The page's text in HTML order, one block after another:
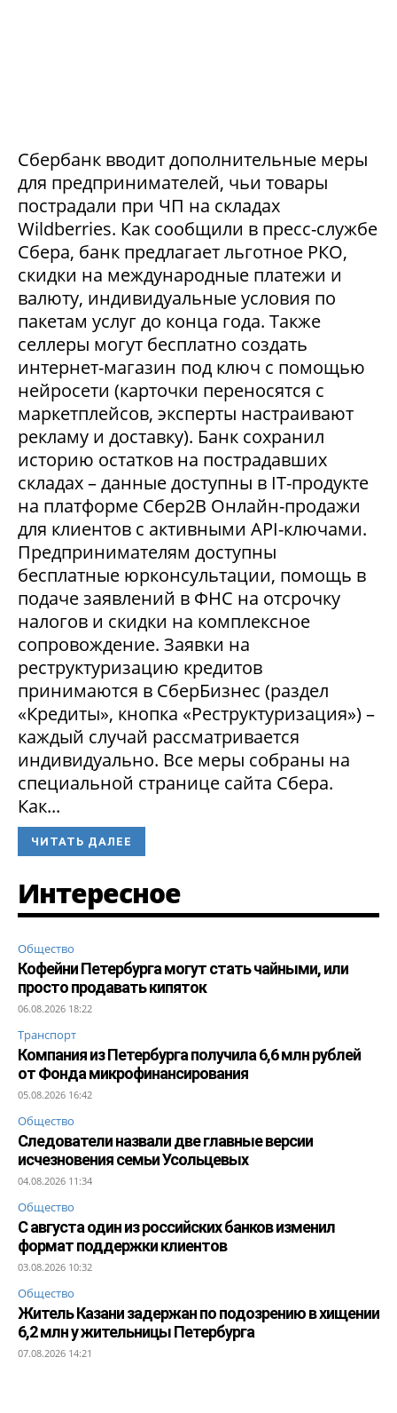
Сбербанк вводит дополнительные меры
для предпринимателей, чьи товары
пострадали при ЧП на складах
Wildberries. Как сообщили в пресс-службе
Сбера, банк предлагает льготное РКО,
скидки на международные платежи и
валюту, индивидуальные условия по
пакетам услуг до конца года. Также
селлеры могут бесплатно создать
интернет-магазин под ключ с помощью
нейросети (карточки переносятся с
маркетплейсов, эксперты настраивают
рекламу и доставку). Банк сохранил
историю остатков на пострадавших
складах – данные доступны в IT-продукте
на платформе Сбер2В Онлайн-продажи
для клиентов с активными API-ключами.
Предпринимателям доступны
бесплатные юрконсультации, помощь в
подаче заявлений в ФНС на отсрочку
налогов и скидки на комплексное
сопровождение. Заявки на
реструктуризацию кредитов
принимаются в СберБизнес (раздел
«Кредиты», кнопка «Реструктуризация») –
каждый случай рассматривается
индивидуально. Все меры собраны на
специальной странице сайта Сбера.
Как...
ЧИТАТЬ ДАЛЕЕ
Интересное
Общество
Кофейни Петербурга могут стать чайными, или
просто продавать кипяток
06.08.2026 18:22
Транспорт
Компания из Петербурга получила 6,6 млн рублей
от Фонда микрофинансирования
05.08.2026 16:42
Общество
Следователи назвали две главные версии
исчезновения семьи Усольцевых
04.08.2026 11:34
Общество
С августа один из российских банков изменил
формат поддержки клиентов
03.08.2026 10:32
Общество
Житель Казани задержан по подозрению в хищении
6,2 млн у жительницы Петербурга
07.08.2026 14:21